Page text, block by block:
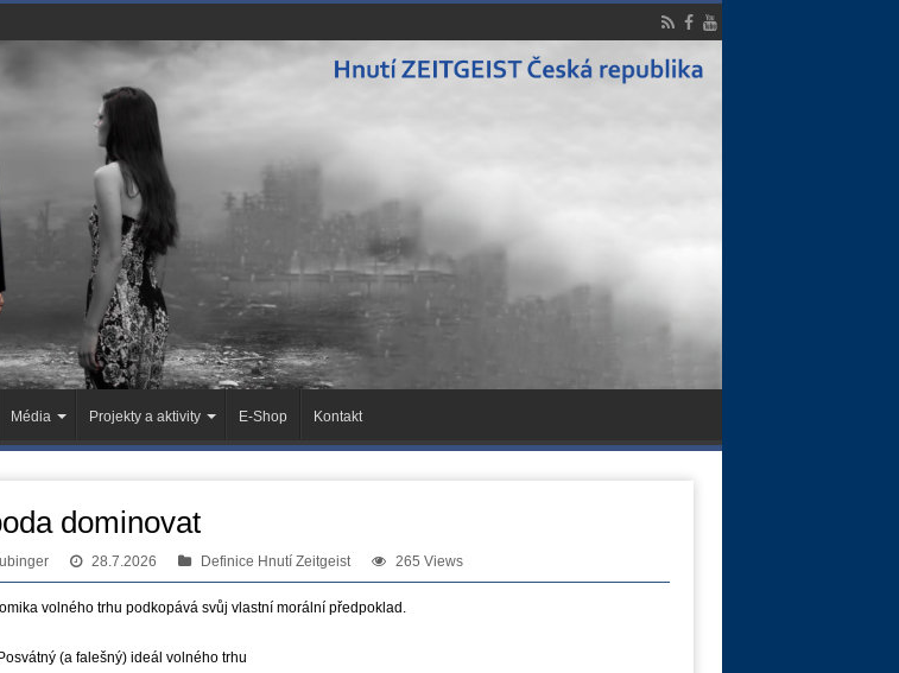
Média Projekty a aktivity E-Shop Kontakt
dominovat
28.7.2026 Definice Hnutí Zeitgeist 265 Views
volného trhu podkopává svůj vlastní morální předpoklad.
(a falešný) ideál volného trhu